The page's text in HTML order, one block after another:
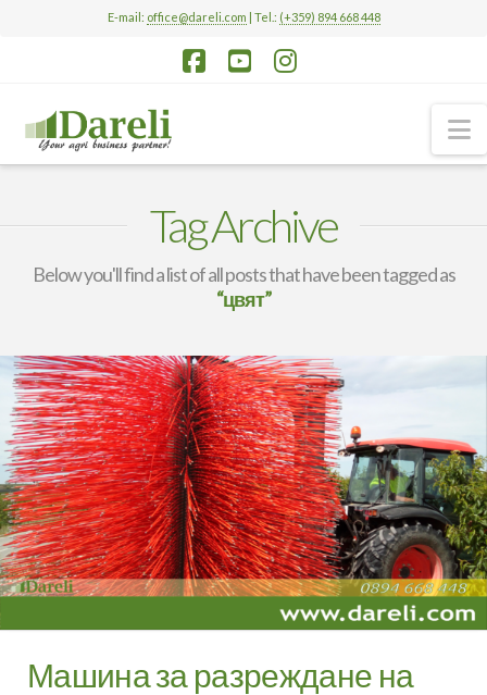
E-mail: office@dareli.com | Tel.: (+359) 894 668 448
Tag Archive
Below you'll find a list of all posts that have been tagged as
“цвят”
Машина за разреждане на